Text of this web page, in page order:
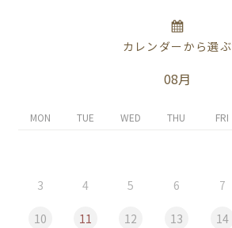
カレンダーから選ぶ
08月
MON TUE WED THU FRI
3 4 5 6 7
10 11 12 13 14